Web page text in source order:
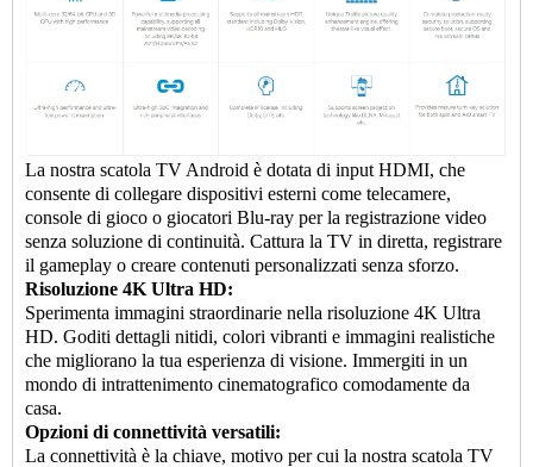
La nostra scatola TV Android è dotata di input HDMI, che
consente di collegare dispositivi esterni come telecamere,
console di gioco o giocatori Blu-ray per la registrazione video
senza soluzione di continuità. Cattura la TV in diretta, registrare
il gameplay o creare contenuti personalizzati senza sforzo.
Risoluzione 4K Ultra HD:
Sperimenta immagini straordinarie nella risoluzione 4K Ultra
HD. Goditi dettagli nitidi, colori vibranti e immagini realistiche
che migliorano la tua esperienza di visione. Immergiti in un
mondo di intrattenimento cinematografico comodamente da
casa.
Opzioni di connettività versatili:
La connettività è la chiave, motivo per cui la nostra scatola TV